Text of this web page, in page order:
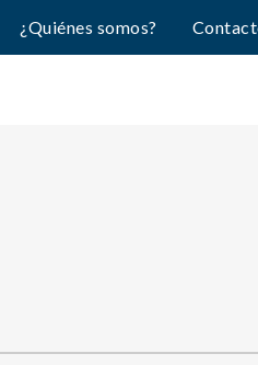
¿Quiénes somos?